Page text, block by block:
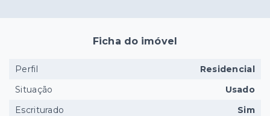
Ficha do imóvel
Perfil
Residencial
Situação
Usado
Escriturado
Sim